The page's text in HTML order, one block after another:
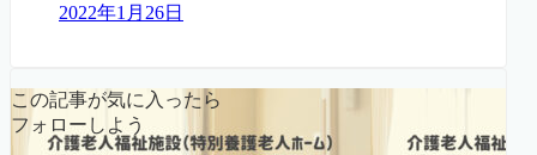
2022年1月26日
この記事が気に入ったら
フォローしよう